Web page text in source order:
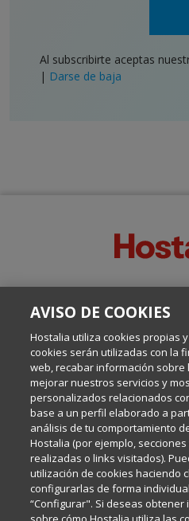
Al subscribirte aceptas
| Darse de baja
Escrito por el equipo de
Internet y
Política de
Política de
Aviso
AVISO DE COOKIES
Hostalia utiliza cookies propias
cookies serán utilizadas con la
web, recabar información sobre
mejorar nuestros servicios y
personalizados relacionados
base a un perfil elaborado a
análisis de tu comportamiento
Hostalia (por ejemplo,
realizadas o links visitados).
utilización de cookies haciendo
configurarlas de forma
“Configurar". Si deseas